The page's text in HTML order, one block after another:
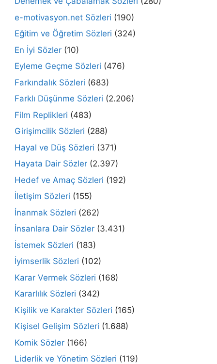
e-motivasyon.net Sözleri (190)
Eğitim ve Öğretim Sözleri (324)
En İyi Sözler (10)
Eyleme Geçme Sözleri (476)
Farkındalık Sözleri (683)
Farklı Düşünme Sözleri (2.206)
Film Replikleri (483)
Girişimcilik Sözleri (288)
Hayal ve Düş Sözleri (371)
Hayata Dair Sözler (2.397)
Hedef ve Amaç Sözleri (192)
İletişim Sözleri (155)
İnanmak Sözleri (262)
İnsanlara Dair Sözler (3.431)
İstemek Sözleri (183)
İyimserlik Sözleri (102)
Karar Vermek Sözleri (168)
Kararlılık Sözleri (342)
Kişilik ve Karakter Sözleri (165)
Kişisel Gelişim Sözleri (1.688)
Komik Sözler (166)
Liderlik ve Yönetim Sözleri (119)